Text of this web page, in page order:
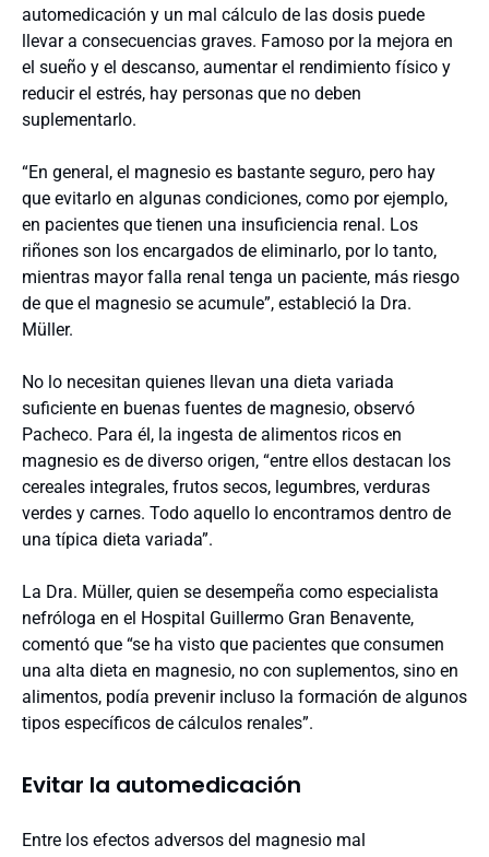
automedicación y un mal cálculo de las dosis puede
llevar a consecuencias graves. Famoso por la mejora en
el sueño y el descanso, aumentar el rendimiento físico y
reducir el estrés, hay personas que no deben
suplementarlo.
“En general, el magnesio es bastante seguro, pero hay
que evitarlo en algunas condiciones, como por ejemplo,
en pacientes que tienen una insuficiencia renal. Los
riñones son los encargados de eliminarlo, por lo tanto,
mientras mayor falla renal tenga un paciente, más riesgo
de que el magnesio se acumule”, estableció la Dra.
Müller.
No lo necesitan quienes llevan una dieta variada
suficiente en buenas fuentes de magnesio, observó
Pacheco. Para él, la ingesta de alimentos ricos en
magnesio es de diverso origen, “entre ellos destacan los
cereales integrales, frutos secos, legumbres, verduras
verdes y carnes. Todo aquello lo encontramos dentro de
una típica dieta variada”.
La Dra. Müller, quien se desempeña como especialista
nefróloga en el Hospital Guillermo Gran Benavente,
comentó que “se ha visto que pacientes que consumen
una alta dieta en magnesio, no con suplementos, sino en
alimentos, podía prevenir incluso la formación de algunos
tipos específicos de cálculos renales”.
Evitar la automedicación
Entre los efectos adversos del magnesio mal